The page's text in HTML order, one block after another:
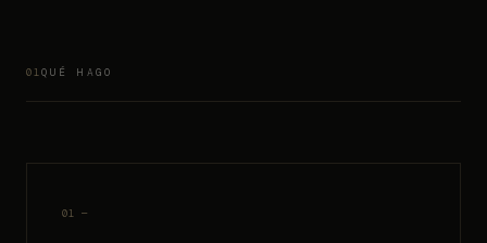
01QUÉ HAGO
01 —